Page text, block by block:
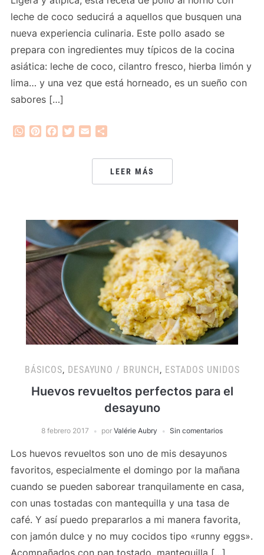
leche de coco seducirá a aquellos que busquen una
nueva experiencia culinaria. Este pollo asado se
prepara con ingredientes muy típicos de la cocina
asiática: leche de coco, cilantro fresco, hierba limón y
lima… y una vez que está horneado, es un sueño con
sabores […]
WhatsApp
PinterestFacebook
Twitter
Email
LEER MÁS
BÁSICOS, DESAYUNO / BRUNCH, ESTADOS UNIDOS
Huevos revueltos perfectos para el
desayuno
8 febrero 2017 por Valérie Aubry Sin comentarios
Los huevos revueltos son uno de mis desayunos
favoritos, especialmente el domingo por la mañana
cuando se pueden saborear tranquilamente en casa,
con unas tostadas con mantequilla y una tasa de
café. Y así puedo prepararlos a mi manera favorita,
con jamón dulce y no muy cocidos tipo «runny eggs».